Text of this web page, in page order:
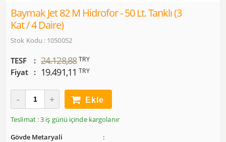
Baymak Jet 82 M Hidrofor - 50 Lt. Tanklı (3
Kat / 4 Daire)
Stok Kodu : 1050052
TESF 24.128,88 TRY
Fiyat 19.491,11 TRY
Ekle
Teslimat : 3 iş günü içinde kargolanır
Gövde Metaryali